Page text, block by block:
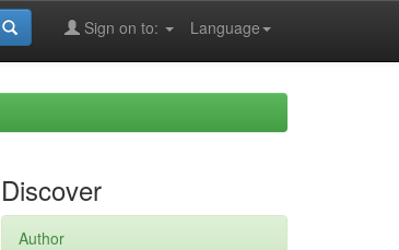
Language
Sign on to:
Discover
Author